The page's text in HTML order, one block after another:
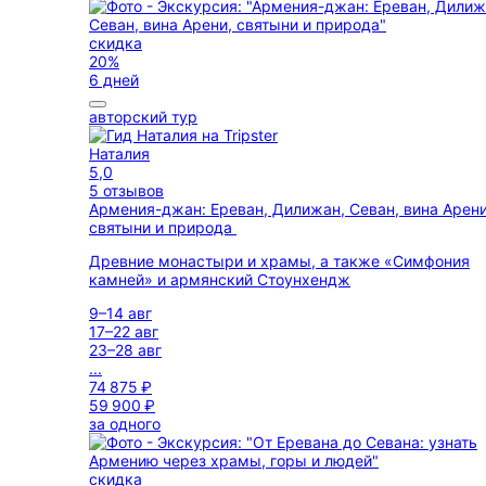
скидка
20%
6 дней
авторский тур
Наталия
5,0
5 отзывов
Армения-джан: Ереван, Дилижан, Севан, вина
святыни и природа
Древние монастыри и храмы, а также «Симфония
камней» и армянский Стоунхендж
9–14 авг
17–22 авг
23–28 авг
...
74 875 ₽
59 900 ₽
за одного
скидка